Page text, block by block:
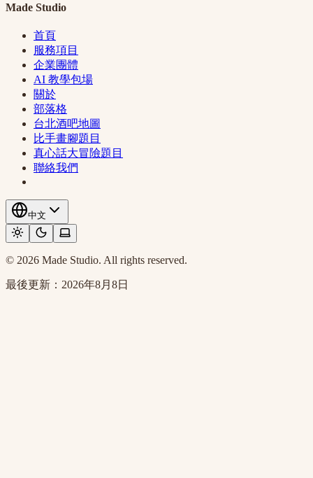
Made Studio
首頁
服務項目
企業團體
AI 教學包場
關於
部落格
台北酒吧地圖
比手畫腳題目
真心話大冒險題目
聯絡我們
中文
© 2026 Made Studio. All rights reserved.
最後更新： 2026年8月8日